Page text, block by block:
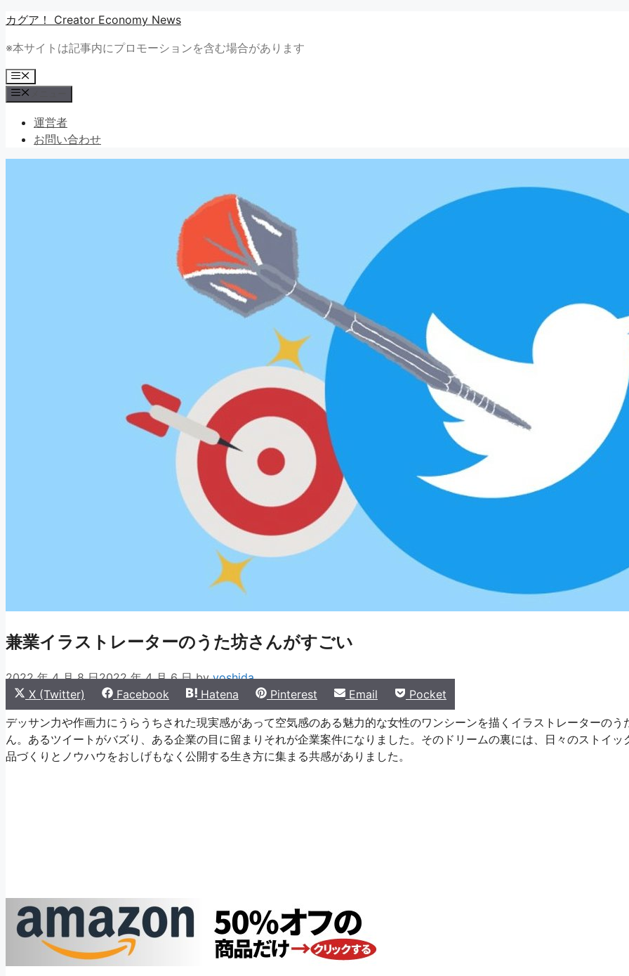
コ
テ
ン
ツ
へ
カグア！ Creator Economy News
※本サイトは記事内にプロモーションを含む場合があります
メ
ニ
ュ
運営者
お問い合わせ
兼業イラストレーターのうた坊さんがすごい
2022 年 4 月 8 日2022 年 4 月 6 日 byyoshida
Share
on
X (Twitter)
Share
on
Facebook
Share
on
Hatena
Share
on
Pinterest
Share
on
Email
Share
on
Pocket
デッサン力や作画力にうらうちされた現実感があって空気感のある魅力的な女性のワンシーンを描くイラストレーターのう
ん。あるツイートがバズり、ある企業の目に留まりそれが企業案件になりました。そのドリームの裏には、日々のストイッ
品づくりとノウハウをおしげもなく公開する生き方に集まる共感がありました。